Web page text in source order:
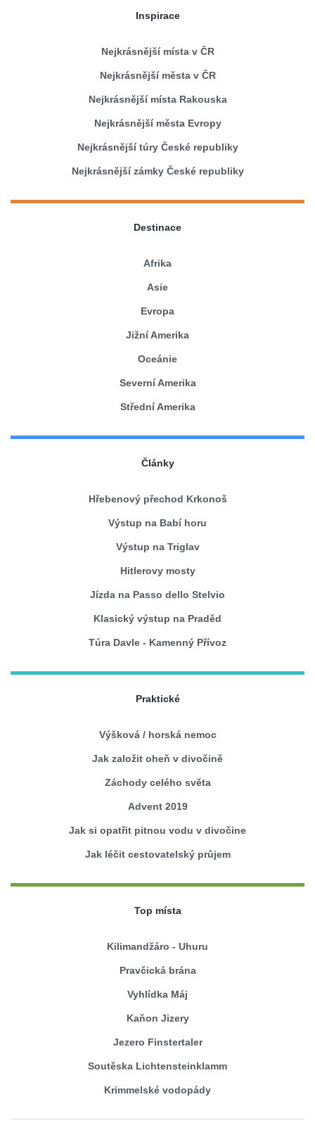
Inspirace
Nejkrásnější místa v ČR
Nejkrásnější města v ČR
Nejkrásnější místa Rakouska
Nejkrásnější města Evropy
Nejkrásnější túry České republiky
Nejkrásnější zámky České republiky
Destinace
Afrika
Asie
Evropa
Jižní Amerika
Oceánie
Severní Amerika
Střední Amerika
Články
Hřebenový přechod Krkonoš
Výstup na Babí horu
Výstup na Triglav
Hitlerovy mosty
Jízda na Passo dello Stelvio
Klasický výstup na Praděd
Túra Davle - Kamenný Přívoz
Praktické
Výšková / horská nemoc
Jak založit oheň v divočině
Záchody celého světa
Advent 2019
Jak si opatřit pitnou vodu v divočine
Jak léčit cestovatelský průjem
Top místa
Kilimandžáro - Uhuru
Pravčická brána
Vyhlídka Máj
Kaňon Jizery
Jezero Finstertaler
Soutěska Lichtensteinklamm
Krimmelské vodopády